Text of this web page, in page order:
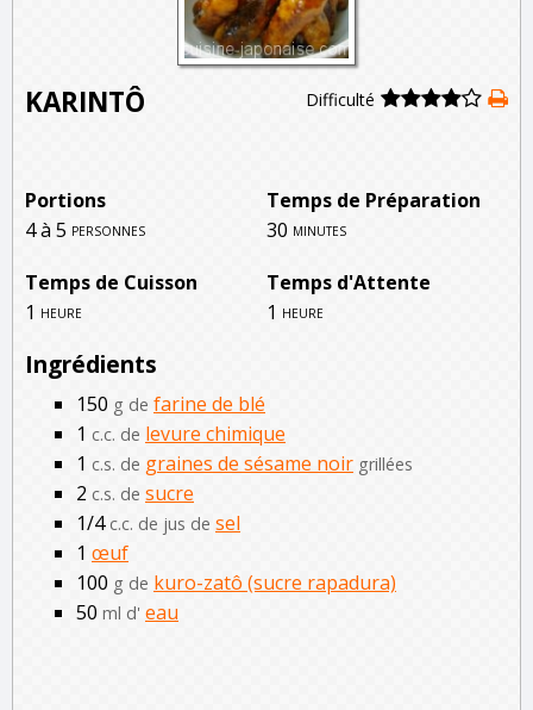
KARINTÔ Difficulté
Portions
Temps de Préparation
4 à 5 personnes 30 minutes
Temps de Cuisson
Temps d'Attente
1 heure 1 heure
Ingrédients
150 g de farine de blé
1 c.c. de levure chimique
1 c.s. de graines de sésame noir grillées
2 c.s. de sucre
1/4 c.c. de jus de sel
1 œuf
100 g de kuro-zatô (sucre rapadura)
50 ml d' eau